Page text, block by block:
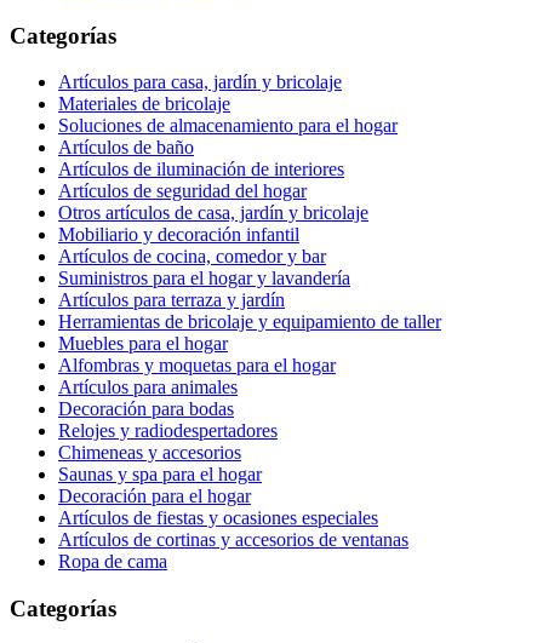
Categorías
Artículos para casa, jardín y bricolaje
Materiales de bricolaje
Soluciones de almacenamiento para el hogar
Artículos de baño
Artículos de iluminación de interiores
Artículos de seguridad del hogar
Otros artículos de casa, jardín y bricolaje
Mobiliario y decoración infantil
Artículos de cocina, comedor y bar
Suministros para el hogar y lavandería
Artículos para terraza y jardín
Herramientas de bricolaje y equipamiento de taller
Muebles para el hogar
Alfombras y moquetas para el hogar
Artículos para animales
Decoración para bodas
Relojes y radiodespertadores
Chimeneas y accesorios
Saunas y spa para el hogar
Decoración para el hogar
Artículos de fiestas y ocasiones especiales
Artículos de cortinas y accesorios de ventanas
Ropa de cama
Categorías